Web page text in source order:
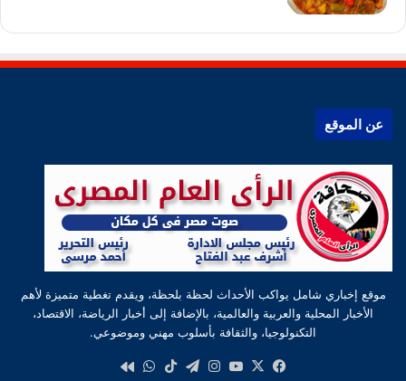
عن الموقع
موقع إخباري شامل يواكب الأحداث لحظة بلحظة، ويقدم تغطية متميزة لأهم
الأخبار المحلية والعربية والعالمية، بالإضافة إلى أخبار الرياضة، الاقتصاد،
التكنولوجيا، والثقافة بأسلوب مهني وموضوعي.
فيسبوك
‫X
‫YouTube
انستقرام
تيلقرام‫TikTokواتساب